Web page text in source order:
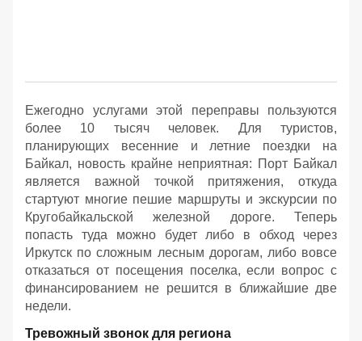
Ежегодно услугами этой переправы пользуются
более 10 тысяч человек. Для туристов,
планирующих весенние и летние поездки на
Байкал, новость крайне неприятная: Порт Байкал
является важной точкой притяжения, откуда
стартуют многие пешие маршруты и экскурсии по
Кругобайкальской железной дороге. Теперь
попасть туда можно будет либо в обход через
Иркутск по сложным лесным дорогам, либо вовсе
отказаться от посещения поселка, если вопрос с
финансированием не решится в ближайшие две
недели.
Тревожный звонок для региона